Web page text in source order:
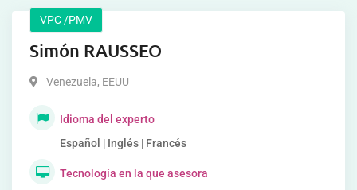
VPC /PMV
Simón RAUSSEO
Venezuela, EEUU
Idioma del experto
Español | Inglés | Francés
Tecnología en la que asesora